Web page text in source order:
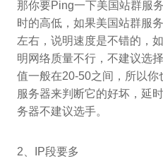
那你要Ping一下美国站群服
时的高低，如果美国站群服
左右，说明速度是不错的，
明网络质量不行，不建议选
值一般在20-50之间，所以
服务器来判断它的好坏，延
务器不建议选手。
2、IP段要多